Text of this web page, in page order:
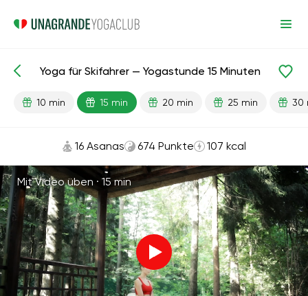
Fertige Lektionen Sport
Yoga für Skifahrer — Yogastunde 15 Minuten
10 min 15 min 20 min 25 min 30
16 Asanas 674 Punkte 107 kcal
Mit Video üben · 15 min